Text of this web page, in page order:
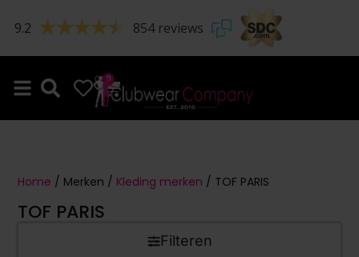
9.2 854 reviews
0 0
Home / Merken / Kleding merken / TOF PARIS
TOF PARIS
Filteren